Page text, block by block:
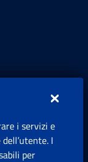
i servizi e
I
per